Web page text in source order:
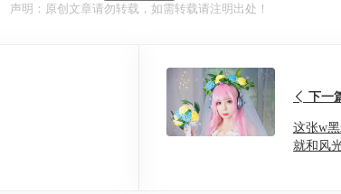
声明：原创文章请勿转载，如需转载请注明出处！
下一
这张w
就和风光